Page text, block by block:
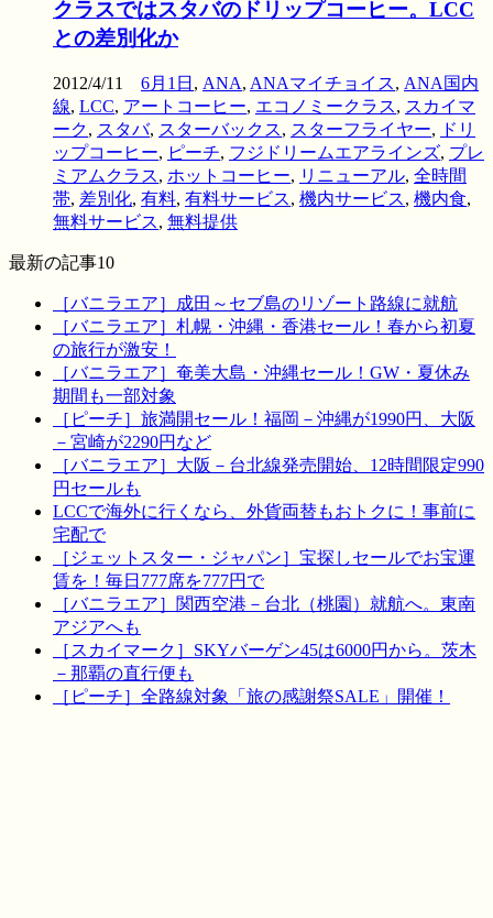
クラスではスタバのドリップコーヒー。LCC
との差別化か
2012/4/11 6月1日 , ANA, ANAマイチョイス, ANA国内
線, LCC, アートコーヒー, エコノミークラス, スカイマ
ーク, スタバ, スターバックス, スターフライヤー, ドリ
ップコーヒー, ピーチ, フジドリームエアラインズ, プレ
ミアムクラス, ホットコーヒー, リニューアル, 全時間
帯, 差別化, 有料, 有料サービス, 機内サービス, 機内食,
無料サービス, 無料提供
最新の記事10
［バニラエア］成田～セブ島のリゾート路線に就航
［バニラエア］札幌・沖縄・香港セール！春から初夏
の旅行が激安！
［バニラエア］奄美大島・沖縄セール！GW・夏休み
期間も一部対象
［ピーチ］旅満開セール！福岡－沖縄が1990円、大阪
－宮崎が2290円など
［バニラエア］大阪－台北線発売開始、12時間限定990
円セールも
LCCで海外に行くなら、外貨両替もおトクに！事前に
宅配で
［ジェットスター・ジャパン］宝探しセールでお宝運
賃を！毎日777席を777円で
［バニラエア］関西空港－台北（桃園）就航へ。東南
アジアへも
［スカイマーク］SKYバーゲン45は6000円から。茨木
－那覇の直行便も
［ピーチ］全路線対象「旅の感謝祭SALE」開催！